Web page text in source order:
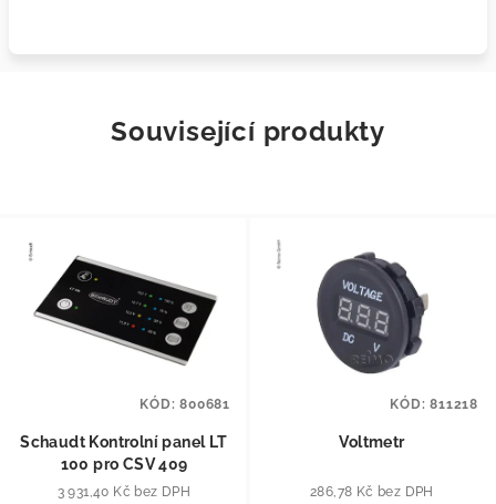
Související produkty
Schaudt Kontrolní panel LT
100 pro CSV 409
3 931,40 Kč bez DPH
KÓD:800681
Voltmetr
286,78 Kč bez DPH
KÓD:811218